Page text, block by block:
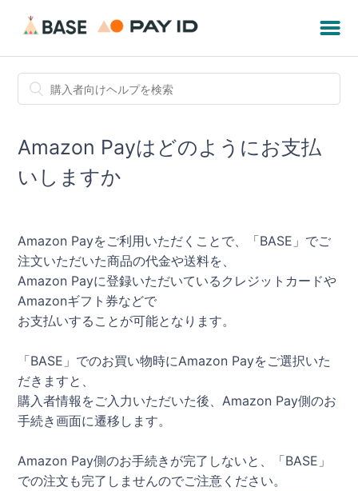
Amazon Payはどのようにお支払
いしますか
Amazon Payをご利用いただくことで、「BASE」でご
注文いただいた商品の代金や送料を、
Amazon Payに登録いただいているクレジットカードや
Amazonギフト券などで
お支払いすることが可能となります。
「BASE」でのお買い物時にAmazon Payをご選択いた
だきますと、
購入者情報をご入力いただいた後、Amazon Pay側のお
手続き画面に遷移します。
Amazon Pay側のお手続きが完了しないと、「BASE」
での注文も完了しませんのでご注意ください。